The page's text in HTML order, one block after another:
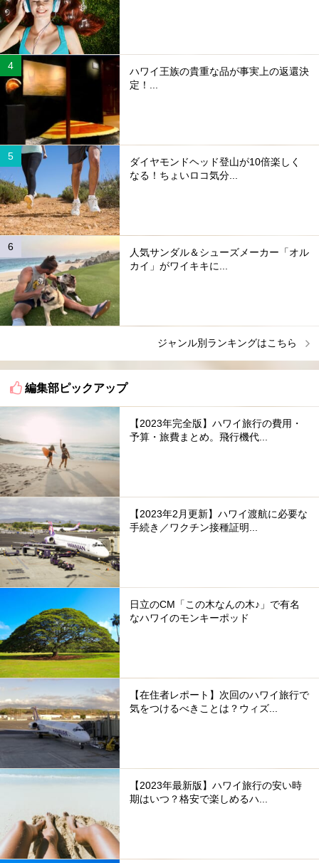
ハワイ王族の貴重な品が事実上の返還決
定！...
ダイヤモンドヘッド登山が10倍楽しく
なる！ちょいロコ気分...
人気サンダル＆シューズメーカー「オル
カイ」がワイキキに...
ジャンル別ランキングはこちら
編集部ピックアップ
【2023年完全版】ハワイ旅行の費用・
予算・旅費まとめ。飛行機代...
【2023年2月更新】ハワイ渡航に必要な
手続き／ワクチン接種証明...
日立のCM「この木なんの木♪」で有名
なハワイのモンキーポッド
【在住者レポート】次回のハワイ旅行で
気をつけるべきことは？ウィズ...
【2023年最新版】ハワイ旅行の安い時
期はいつ？格安で楽しめるハ...